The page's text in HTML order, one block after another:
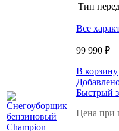
Тип
Все
99 990 ₽
В корзину
Быстрый
Цена при